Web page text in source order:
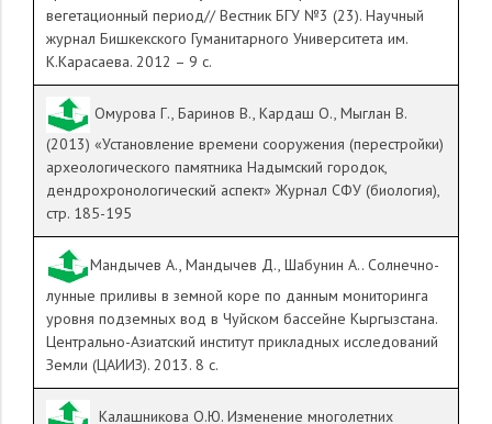
вегетационный период// Вестник БГУ №3 (23). Научный
журнал Бишкекского Гуманитарного Университета им.
К.Карасаева. 2012 – 9 с.
Омурова Г., Баринов В., Кардаш О., Мыглан В.
(2013) «Установление времени сооружения (перестройки)
археологического памятника Надымский городок,
дендрохронологический аспект» Журнал СФУ (биология),
стр. 185-195
Мандычев А., Мандычев Д., Шабунин А.. Солнечно-
лунные приливы в земной коре по данным мониторинга
уровня подземных вод в Чуйском бассейне Кыргызстана.
Центрально-Азиатский институт прикладных исследований
Земли (ЦАИИЗ). 2013. 8 с.
Калашникова О.Ю. Изменение многолетних